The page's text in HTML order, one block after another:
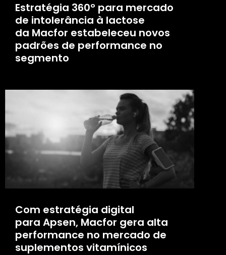
Estratégia 360º para mercado
de intolerância à lactose
da Macfor estabeleceu novos
padrões de performance no
segmento
Com estratégia digital
para Apsen, Macfor gera alta
performance no mercado de
suplementos vitamínicos